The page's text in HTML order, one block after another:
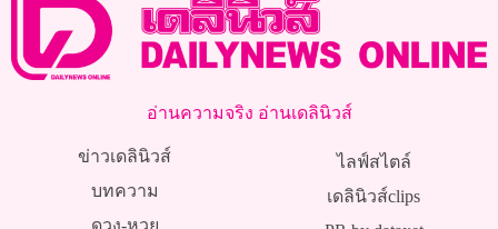
อ่านความจริง อ่านเดลินิวส์
ข่าวเดลินิวส์
บทความ
ไลฟ์สไตล์
เดลินิวส์clips